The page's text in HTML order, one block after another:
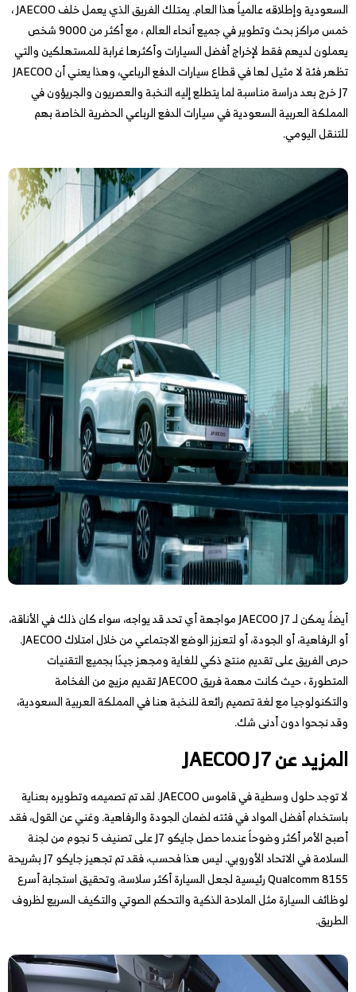
السعودية وإطلاقه عالمياً هذا العام. يمتلك الفريق الذي يعمل خلف JAECOO ،
خمس مراكز بحث وتطوير في جميع أنحاء العالم ، مع أكثر من 9000 شخص
يعملون لديهم فقط لإخراج أفضل السيارات وأكثرها غرابة للمستهلكين والتي
تظهر فئة لا مثيل لها في قطاع سيارات الدفع الرباعي، وهذا يعني أن JAECOO
J7 خرج بعد دراسة مناسبة لما يتطلع إليه النخبة والعصريون والجريؤون في
المملكة العربية السعودية في سيارات الدفع الرباعي الحضرية الخاصة بهم
للتنقل اليومي.
أيضاً، يمكن لـ JAECOO J7 مواجهة أي تحد قد يواجه، سواء كان ذلك في الأناقة،
أو الرفاهية، أو الجودة، أو لتعزيز الوضع الاجتماعي من خلال امتلاك JAECOO.
حرص الفريق على تقديم منتج ذكي للغاية ومجهز جيدًا بجميع التقنيات
المتطورة ، حيث كانت مهمة فريق JAECOO تقديم مزيج من الفخامة
والتكنولوجيا مع لغة تصميم رائعة للنخبة هنا في المملكة العربية السعودية،
وقد نجحوا دون أدنى شك.
المزيد عنJAECOO J7
لا توجد حلول وسطية في قاموس JAECOO. لقد تم تصميمه وتطويره بعناية
باستخدام أفضل المواد في فئته لضمان الجودة والرفاهية. وغني عن القول، فقد
أصبح الأمر أكثر وضوحاً عندما حصل جايكو J7 على تصنيف 5 نجوم من لجنة
السلامة في الاتحاد الأوروبي. ليس هذا فحسب، فقد تم تجهيز جايكو J7 بشريحة
Qualcomm 8155 رئيسية لجعل السيارة أكثر سلاسة، وتحقيق استجابة أسرع
لوظائف السيارة مثل الملاحة الذكية والتحكم الصوتي والتكيف السريع لظروف
الطريق.